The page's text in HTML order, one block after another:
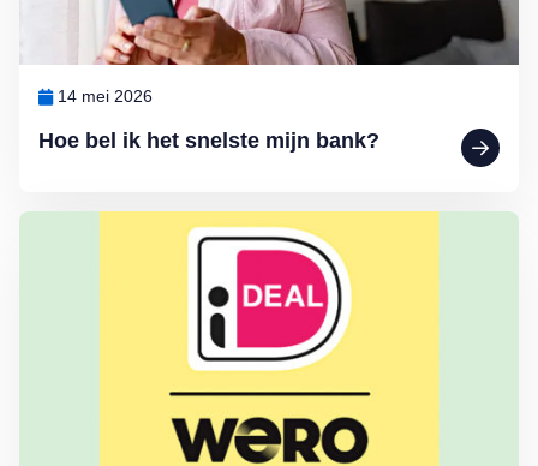
Hoe bel ik het snelste mijn bank?
14 mei 2026
Lees meer over Wat moeten we nou weer met Wero…?